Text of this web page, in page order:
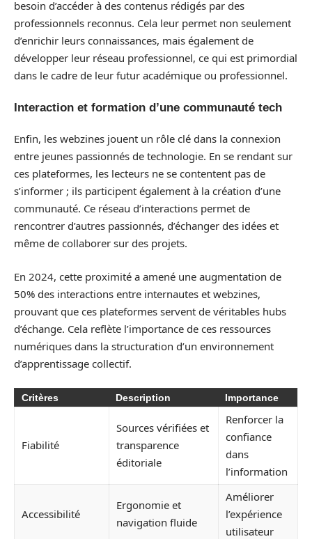
besoin d’accéder à des contenus rédigés par des
professionnels reconnus. Cela leur permet non seulement
d’enrichir leurs connaissances, mais également de
développer leur réseau professionnel, ce qui est primordial
dans le cadre de leur futur académique ou professionnel.
Interaction et formation d’une communauté tech
Enfin, les webzines jouent un rôle clé dans la connexion
entre jeunes passionnés de technologie. En se rendant sur
ces plateformes, les lecteurs ne se contentent pas de
s’informer ; ils participent également à la création d’une
communauté. Ce réseau d’interactions permet de
rencontrer d’autres passionnés, d’échanger des idées et
même de collaborer sur des projets.
En 2024, cette proximité a amené une augmentation de
50% des interactions entre internautes et webzines,
prouvant que ces plateformes servent de véritables hubs
d’échange. Cela reflète l’importance de ces ressources
numériques dans la structuration d’un environnement
d’apprentissage collectif.
Critères Description Importance
Fiabilité
Sources vérifiées et
transparence
éditoriale
Renforcer la
confiance
dans
l’information
Accessibilité
Ergonomie et
navigation fluide
Améliorer
l’expérience
utilisateur